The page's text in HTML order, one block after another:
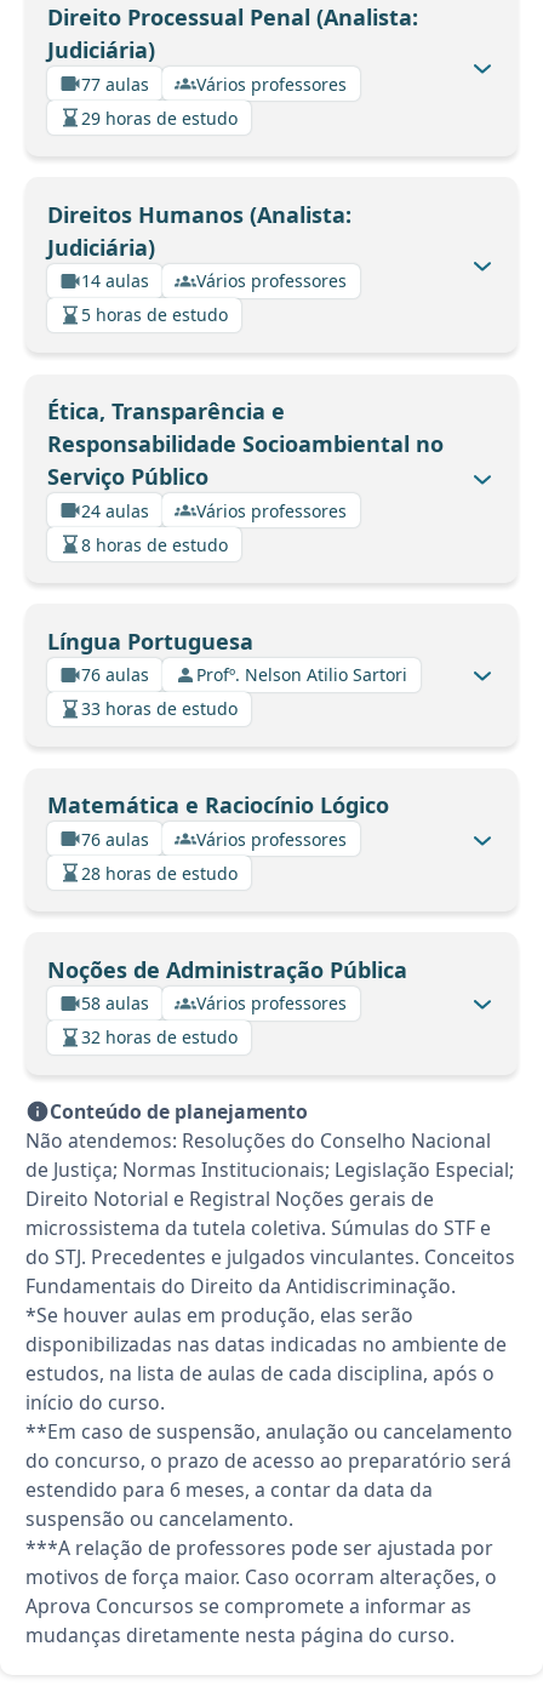
Direito Processual Penal (Analista:
Judiciária)
77 aulas
Vários professores
29 horas de estudo
Direitos Humanos (Analista:
Judiciária)
14 aulas
Vários professores
5 horas de estudo
Ética, Transparência e
Responsabilidade Socioambiental no
Serviço Público
24 aulas
Vários professores
8 horas de estudo
Língua Portuguesa
76 aulas
Profº. Nelson Atilio Sartori
33 horas de estudo
Matemática e Raciocínio Lógico
76 aulas
Vários professores
28 horas de estudo
Noções de Administração Pública
58 aulas
Vários professores
32 horas de estudo
Conteúdo de planejamento
Não atendemos: Resoluções do Conselho Nacional
de Justiça; Normas Institucionais; Legislação Especial;
Direito Notorial e Registral Noções gerais de
microssistema da tutela coletiva. Súmulas do STF e
do STJ. Precedentes e julgados vinculantes. Conceitos
Fundamentais do Direito da Antidiscriminação.
*Se houver aulas em produção, elas serão
disponibilizadas nas datas indicadas no ambiente de
estudos, na lista de aulas de cada disciplina, após o
início do curso.
**Em caso de suspensão, anulação ou cancelamento
do concurso, o prazo de acesso ao preparatório será
estendido para 6 meses, a contar da data da
suspensão ou cancelamento.
***A relação de professores pode ser ajustada por
motivos de força maior. Caso ocorram alterações, o
Aprova Concursos se compromete a informar as
mudanças diretamente nesta página do curso.